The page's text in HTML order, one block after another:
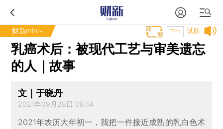
财新mini+ 试听
T中
乳癌术后：被现代工艺与审美遗忘
的人｜故事
文｜于晓丹
2021年09月28日 08:14
2021年农历大年初一，我把一件接近成熟的乳白色术